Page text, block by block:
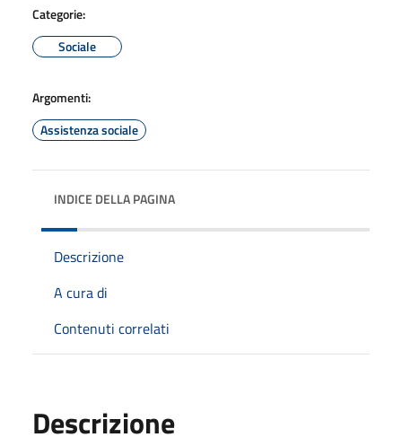
Categorie:
Sociale
Argomenti:
Assistenza sociale
INDICE DELLA PAGINA
Descrizione
A cura di
Contenuti correlati
Descrizione